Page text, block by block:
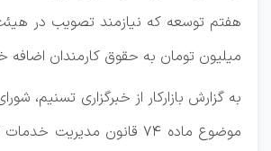
میلیون تومان به حقوق کارمندان اضافه
به گزارش بازارکار از خبرگزاری تسنیم،
موضوع ماده 74 قانون مدیریت